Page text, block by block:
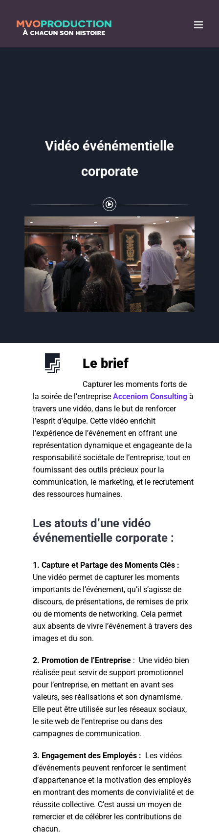
contenu
Vidéo événémentielle
corporate
Le brief
Capturer les moments forts de
la soirée de l’entrepriseAcceniom Consulting à
travers une vidéo, dans le but de renforcer
l’esprit d’équipe. Cette vidéo enrichit
l’expérience de l’événement en offrant une
représentation dynamique et engageante de la
responsabilité sociétale de l’entreprise, tout en
fournissant des outils précieux pour la
communication, le marketing, et le recrutement
des ressources humaines.
Les atouts d’une vidéo
événementielle corporate :
1. Capture et Partage des Moments Clés :
Une vidéo permet de capturer les moments
importants de l’événement, qu’il s’agisse de
discours, de présentations, de remises de prix
ou de moments de networking. Cela permet
aux absents de vivre l’événement à travers des
images et du son.
2. Promotion de l’Entreprise : Une vidéo bien
réalisée peut servir de support promotionnel
pour l’entreprise, en mettant en avant ses
valeurs, ses réalisations et son dynamisme.
Elle peut être utilisée sur les réseaux sociaux,
le site web de l’entreprise ou dans des
campagnes de communication.
3. Engagement des Employés : Les vidéos
d’événements peuvent renforcer le sentiment
d’appartenance et la motivation des employés
en montrant des moments de convivialité et de
réussite collective. C’est aussi un moyen de
remercier et de célébrer les contributions de
chacun.